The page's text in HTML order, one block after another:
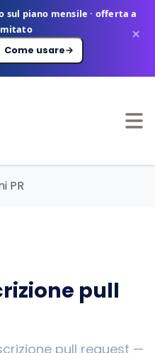
sul piano mensile · offerta a
Come usare→
×
PR
pull
pull request —